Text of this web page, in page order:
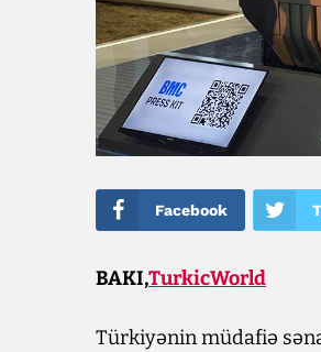
Facebook
BAKI,TurkicWorld
Türkiyənin müdafiə